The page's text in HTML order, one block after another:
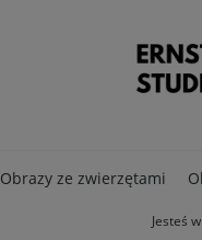
Obrazy ze zwierzętami
Jesteś w: